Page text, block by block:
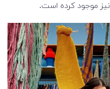
نیز موجود کرده است.